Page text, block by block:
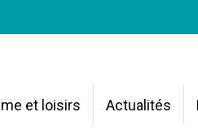
et loisirs Actualités